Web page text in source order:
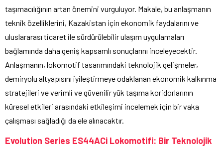
taşımacılığının artan önemini vurguluyor. Makale, bu anlaşmanın
teknik özelliklerini, Kazakistan için ekonomik faydalarını ve
uluslararası ticaret ile sürdürülebilir ulaşım uygulamaları
bağlamında daha geniş kapsamlı sonuçlarını inceleyecektir.
Anlaşmanın, lokomotif tasarımındaki teknolojik gelişmeler,
demiryolu altyapısını iyileştirmeye odaklanan ekonomik kalkınma
stratejileri ve verimli ve güvenilir yük taşıma koridorlarının
küresel etkileri arasındaki etkileşimi incelemek için bir vaka
çalışması sağladığı da ele alınacaktır.
Evolution Series ES44ACi Lokomotifi: Bir Teknolojik